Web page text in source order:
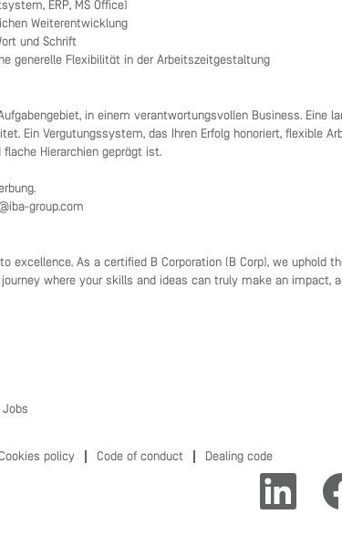
ERP, MS Office)
Weiterentwicklung
und Schrift
generelle Flexibilität in der Arbeitszeitgestaltung
in einem verantwortungsvollen Business. Eine
Ein Vergütungssystem, das Ihren Erfolg honoriert, flexible
Hierarchien geprägt ist.
group.com
As a certified B Corporation (B Corp), we uphold
where your skills and ideas can truly make an impact,
Jobs
policy Code of conduct
Dealing code
O
n
p
e